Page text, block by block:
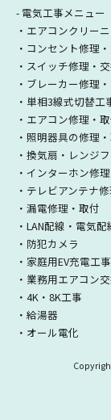
- 電気工事メニュー
・エアコンクリー
・コンセント修理
・スイッチ修理・
・ブレーカー修理
・単相3線式切替工
・エアコン修理・
・照明器具の修理
・換気扇・レンジ
・インターホン修
・テレビアンテナ
・漏電修理・取付
・LAN配線・電気配
・防犯カメラ
・家庭用EV充電工事
・業務用エアコン
・4K・8K工事
・給湯器
・オール電化